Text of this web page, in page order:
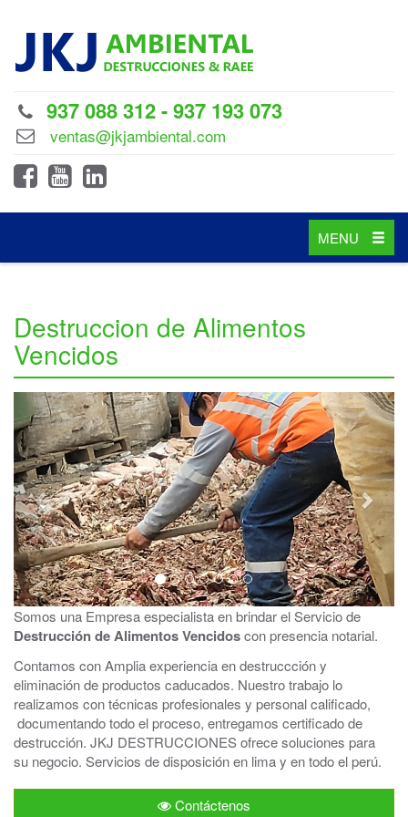
937 088 312 - 937 193 073
ventas@jkjambiental.com
Toggle
navigation
MENU
Destruccion de Alimentos
Vencidos
Somos una Empresa especialista en brindar el Servicio de
Destrucción de Alimentos Vencidoscon presencia notarial.
Contamos con Amplia experiencia en destruccción y
eliminación de productos caducados. Nuestro trabajo lo
realizamos con técnicas profesionales y personal calificado,
documentando todo el proceso, entregamos certificado de
destrucción. JKJ DESTRUCCIONES ofrece soluciones para
su negocio. Servicios de disposición en lima y en todo el perú.
Contáctenos